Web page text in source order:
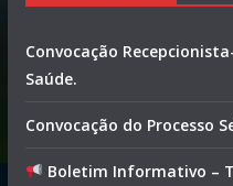
Convocação
Saúde.
Convocação do Processo
Boletim Informativo –